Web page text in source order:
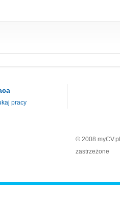
pracy
© 2008
zastrzeżone